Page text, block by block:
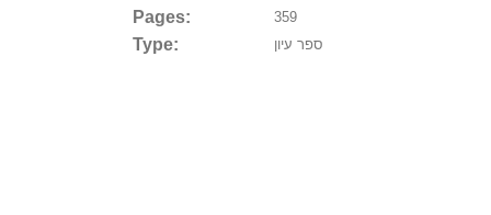
Pages: 359
Type: ספר עיון